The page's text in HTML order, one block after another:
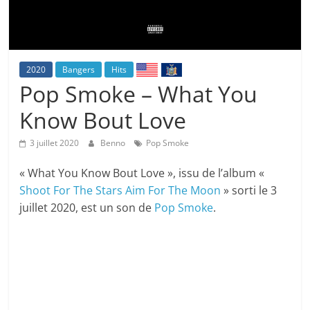
2020 Bangers Hits
Pop Smoke – What You
Know Bout Love
3 juillet 2020 Benno Pop Smoke
« What You Know Bout Love », issu de l’album «
Shoot For The Stars Aim For The Moon » sorti le 3
juillet 2020, est un son de Pop Smoke.